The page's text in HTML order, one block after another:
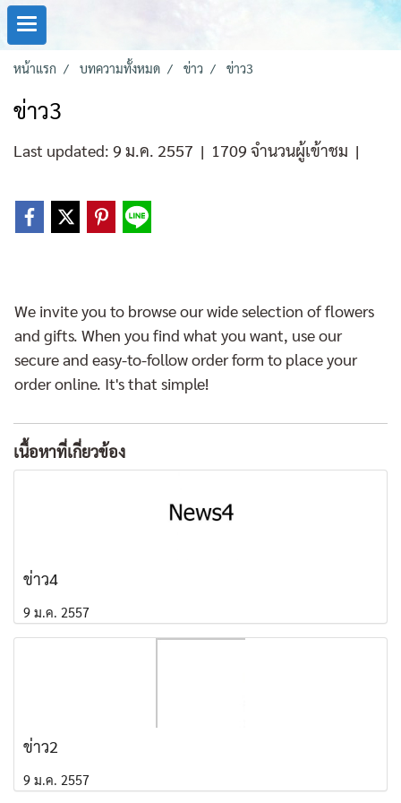
หน้าแรก บทความทั้งหมด ข่าว ข่าว3
ข่าว3
Last updated: 9 ม.ค. 2557 | 1709 จำนวนผู้เข้าชม |
We invite you to browse our wide selection of flowers
and gifts. When you find what you want, use our
secure and easy-to-follow order form to place your
order online. It's that simple!
เนื้อหาที่เกี่ยวข้อง
ข่าว4
9 ม.ค. 2557
ข่าว2
9 ม.ค. 2557